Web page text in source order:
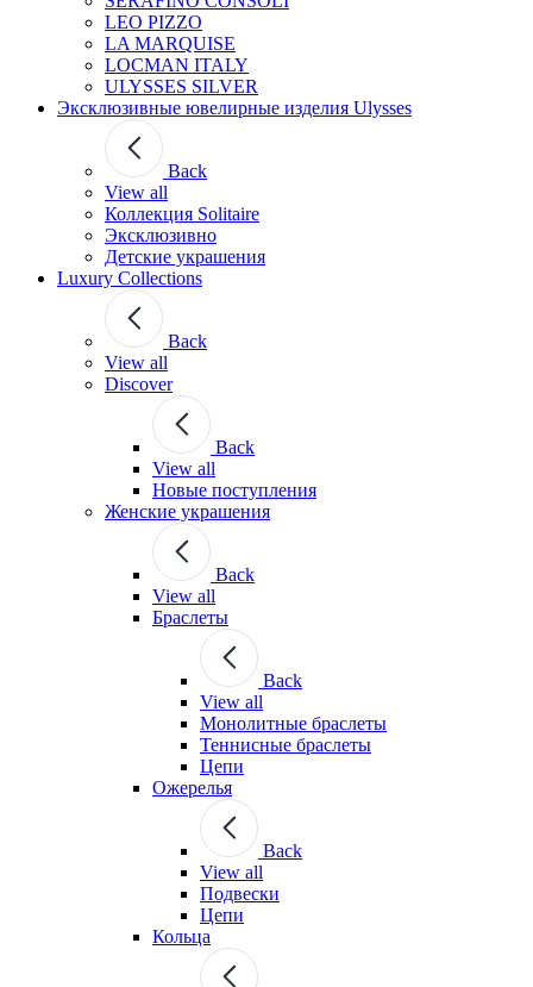
LEO PIZZO
LA MARQUISE
LOCMAN ITALY
ULYSSES SILVER
Эксклюзивные ювелирные изделия Ulysses
Back
View all
Коллекция Solitaire
Эксклюзивно
Детские украшения
Luxury Collections
Back
View all
Discover
Back
View all
Новые поступления
Женские украшения
Back
View all
Браслеты
Back
View all
Монолитные браслеты
Теннисные браслеты
Цепи
Ожерелья
Back
View all
Подвески
Цепи
Кольца